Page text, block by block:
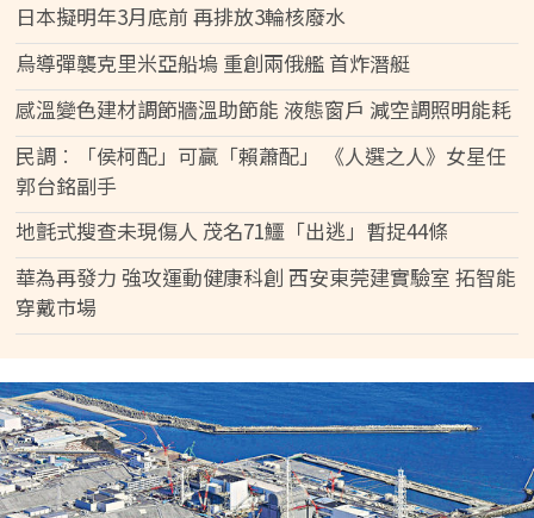
日本擬明年3月底前 再排放3輪核廢水
烏導彈襲克里米亞船塢 重創兩俄艦 首炸潛艇
感溫變色建材調節牆溫助節能 液態窗戶 減空調照明能耗
民調︰「侯柯配」可贏「賴蕭配」 《人選之人》女星任
郭台銘副手
地氈式搜查未現傷人 茂名71鱷「出逃」暫捉44條
華為再發力 強攻運動健康科創 西安東莞建實驗室 拓智能
穿戴市場